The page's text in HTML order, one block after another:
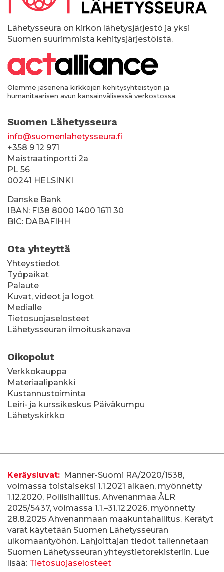
kLähetysseura on kirkon lähetysjärjestö ja yksi
Suomen suurimmista kehitysjärjestöistä.
Olemme jäsenenä kirkkojen kehitysyhteistyön ja
humanitaarisen avun kansainvälisessä verkostossa.
Suomen Lähetysseura
info@suomenlahetysseura.fi
+358 9 12 971
Maistraatinportti 2a
PL 56
00241 HELSINKI
Danske Bank
IBAN: FI38 8000 1400 1611 30
BIC: DABAFIHH
Ota yhteyttä
Yhteystiedot
Työpaikat
Palaute
Kuvat, videot ja logot
Medialle
Tietosuojaselosteet
Lähetysseuran ilmoituskanava
Oikopolut
Verkkokauppa
Materiaalipankki
Kustannustoiminta
Leiri- ja kurssikeskus Päiväkumpu
Lähetyskirkko
T
i
e
d
o
t
Keräysluvat: Manner-Suomi RA/2020/1538,
voimassa toistaiseksi 1.1.2021 alkaen, myönnetty
1.12.2020, Poliisihallitus. Ahvenanmaa ÅLR
2025/5437, voimassa 1.1.–31.12.2026, myönnetty
28.8.2025 Ahvenanmaan maakuntahallitus. Kerätyt
varat käytetään Suomen Lähetysseuran
ulkomaantyöhön. Lahjoittajan tiedot tallennetaan
Suomen Lähetysseuran yhteystietorekisteriin. Lue
lisää: Tietosuojaselosteet